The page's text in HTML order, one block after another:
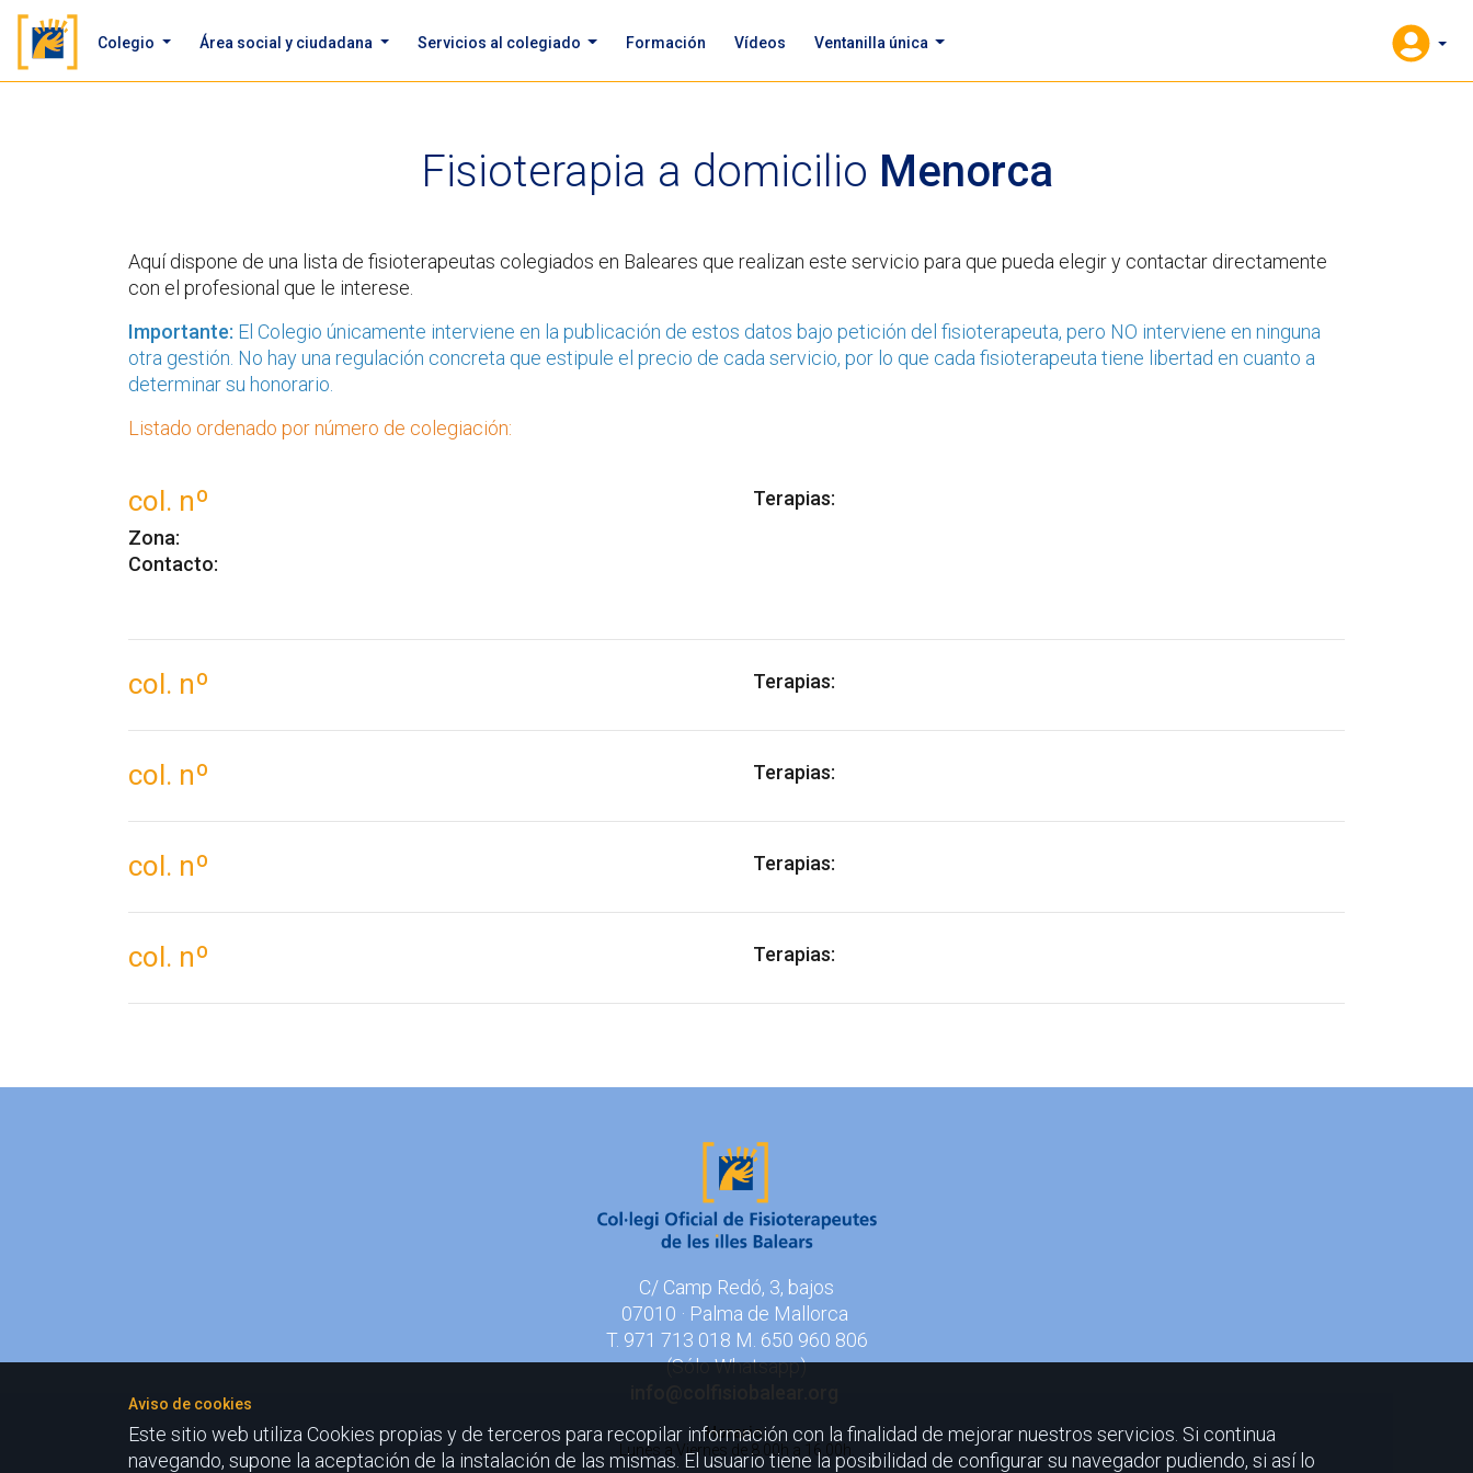
Colegio Área social y ciudadana Servicios al colegiado Formación Vídeos Ventanilla única
Fisioterapia a domicilio Menorca
Aquí dispone de una lista de fisioterapeutas colegiados en Baleares que realizan este servicio para que pueda elegir y contactar directamente
con el profesional que le interese.
Importante: El Colegio únicamente interviene en la publicación de estos datos bajo petición del fisioterapeuta, pero NO interviene en ninguna
otra gestión. No hay una regulación concreta que estipule el precio de cada servicio, por lo que cada fisioterapeuta tiene libertad en cuanto a
determinar su honorario.
Listado ordenado por número de colegiación:
col. nº
Zona:
Contacto:
Terapias:
col. nº Terapias:
col. nº Terapias:
col. nº Terapias:
col. nº Terapias:
Aviso de cookies
Este sitio web utiliza Cookies propias y de terceros para recopilar información con la finalidad de mejorar nuestros servicios. Si continua
navegando, supone la aceptación de la instalación de las mismas. El usuario tiene la posibilidad de configurar su navegador pudiendo, si así lo
C/ Camp Redó, 3, bajos
07010 · Palma de Mallorca
T. 971 713 018 M. 650 960 806
(Sólo Whatsapp)
Horario:
Lunes a Viernes de 8.00h a 16.00h.